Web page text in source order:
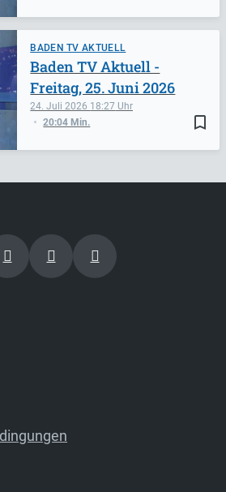
BADEN TV AKTUELL
bookmark_border
24. Juli 2026 18:27
20:04 Min.
Baden TV Aktuell -
Freitag, 25. Juni 2026